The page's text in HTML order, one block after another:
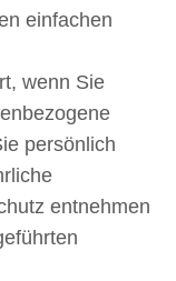
einfachen
wenn Sie
persönlich
entnehmen